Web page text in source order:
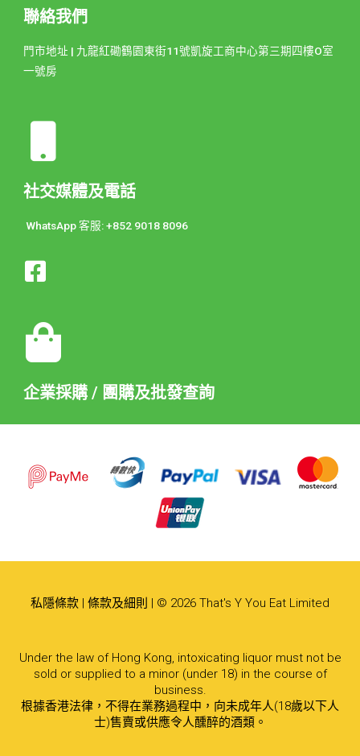
聯絡我們
門市地址 | 九龍紅磡鶴園東街11號凱旋工商中心第三期四樓O室
一號房
社交媒體及電話
WhatsApp 客服: +852 9018 8096
企業採購 / 團購及批發查詢
私隱條款 條款及細則 | © 2026 That's Y You Eat Limited
Under the law of Hong Kong, intoxicating liquor must not be
sold or supplied to a minor (under 18) in the course of
business.
根據香港法律，不得在業務過程中，向未成年人(18歲以下人
士)售賣或供應令人醺醉的酒類。